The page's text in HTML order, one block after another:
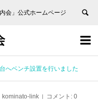
会」公式ホームページ


へベンチ設置を行いました
kominato-link コメント: 0